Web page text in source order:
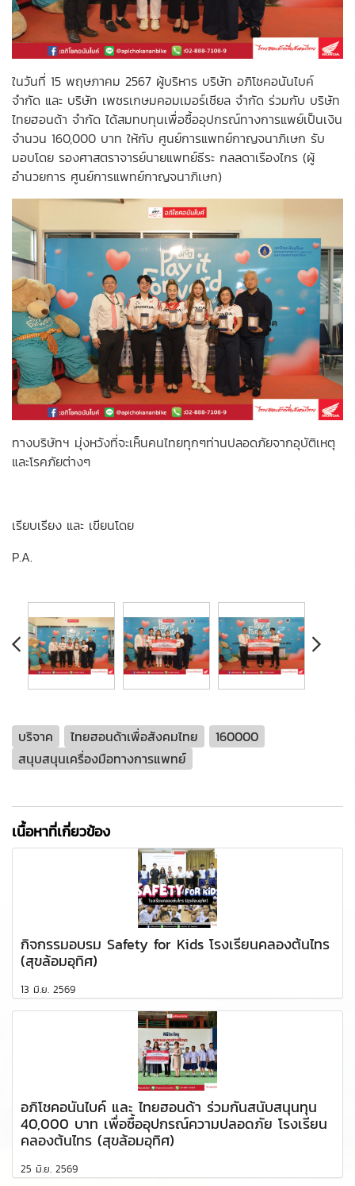
ในวันที่ 15 พฤษภาคม 2567 ผู้บริหาร บริษัท อภิโชคอนันไบค์
จำกัด และ บริษัท เพชรเกษมคอมเมอร์เชียล จำกัด ร่วมกับ บริษัท
ไทยฮอนด้า จำกัด ได้สมทบทุนเพื่อซื้ออุปกรณ์ทางการแพย์เป็นเงิน
จำนวน 160,000 บาท ให้กับ ศูนย์การแพทย์กาญจนาภิเษก รับ
มอบโดย รองศาสตราจารย์นายแพทย์ธีระ กลลดาเรืองไกร (ผู้
อำนวยการ ศูนย์การแพทย์กาญจนาภิเษก)
ทางบริษัทฯ มุ่งหวังที่จะเห็นคนไทยทุกๆท่านปลอดภัยจากอุบัติเหตุ
และโรคภัยต่างๆ
เรียบเรียง และ เขียนโดย
P.A.
บริจาค ไทยฮอนด้าเพื่อสังคมไทย
160000
สนุบสนุนเครื่องมือทางการแพทย์
เนื้อหาที่เกี่ยวข้อง
กิจกรรมอบรม Safety for Kids โรงเรียนคลองต้นไทร
(สุขล้อมอุทิศ)
13 มิ.ย. 2569
อภิโชคอนันไบค์ และ ไทยฮอนด้า ร่วมกันสนับสนุนทุน
40,000 บาท เพื่อซื้ออุปกรณ์ความปลอดภัย โรงเรียน
คลองต้นไทร (สุขล้อมอุทิศ)
25 มิ.ย. 2569